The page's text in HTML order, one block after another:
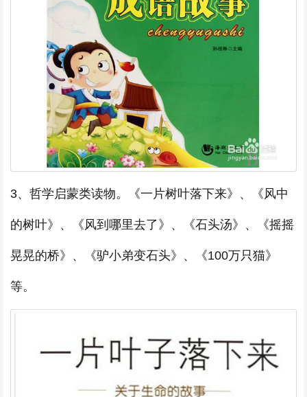
3、哲学启蒙类读物。《一片树叶落下来》、《风中
的树叶》、《风到哪里去了》、《石头汤》、《摇摇
晃晃的桥》、《驴小弟变石头》、《100万只猫》
等。